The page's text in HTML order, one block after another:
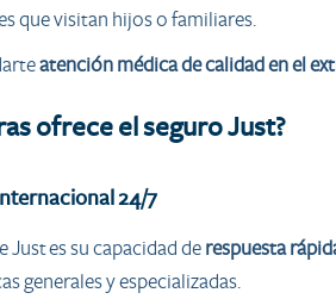
que visitan hijos o familiares.
atención médica de calidad en el
ofrece el seguro Just?
24/7
Just es su capacidad derespuesta
generales y especializadas.